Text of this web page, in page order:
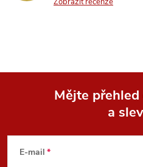
Mějte
a
E-mail